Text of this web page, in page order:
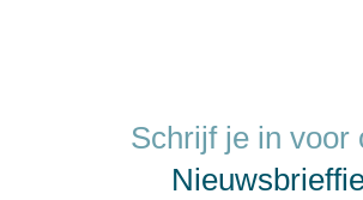
Schrijf je in voor